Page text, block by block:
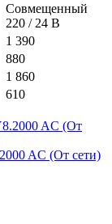
Совмещенный
220 / 24 В
1 390
880
1 860
610
AC (От сети)